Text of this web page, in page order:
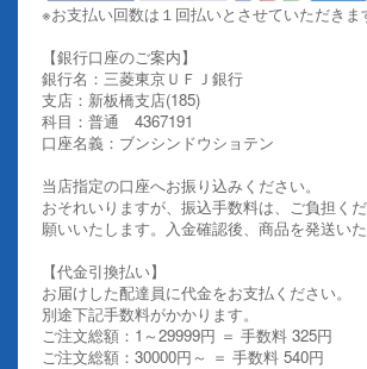
※お支払い回数は１回払いとさせていただきま
【銀行口座のご案内】
銀行名：三菱東京ＵＦＪ銀行
支店：新板橋支店(185)
科目：普通 4367191
口座名義：ブンシンドウショテン
当店指定の口座へお振り込みください。
おそれいりますが、振込手数料は、ご負担く
願いいたします。入金確認後、商品を発送いた
【代金引換払い】
お届けした配達員に代金をお支払ください。
別途下記手数料がかかります。
ご注文総額：1～29999円 ＝ 手数料 325円
ご注文総額：30000円～ ＝ 手数料 540円